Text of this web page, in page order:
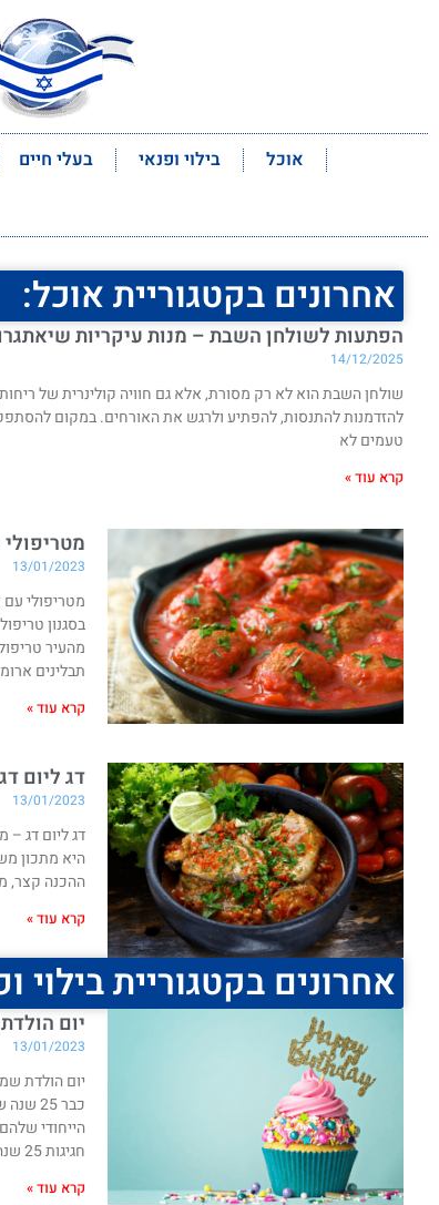
אוכל בילוי ופנאי בעלי חיים
אחרונים בקטגוריית אוכל:
הפתעות לשולחן השבת – מנות עיקריות
14/12/2025
שולחן השבת הוא לא רק מסורת, אלא גם חוויה קולינרית של
להזדמנות להתנסות, להפתיע ולרגש את האורחים. במקום
טעמים לא
קרא עוד »
13/01/2023
מטריפולי
בסגנון
מהעיר
תבלינים
קרא עוד »
דג ליום
13/01/2023
דג ליום דג –
היא מתכון
ההכנה קצר,
קרא עוד »
אחרונים בקטגוריית בילוי
יום הולדת שמח – 25 שנה ללהקה
13/01/2023
כבר
הייחודי
חגיגות 25 שנה
קרא עוד »